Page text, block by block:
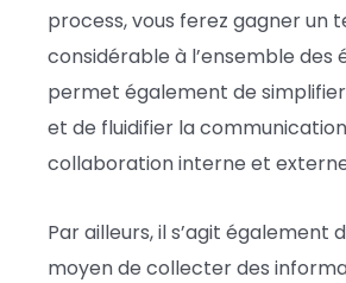
process, vous ferez gagner un
considérable à l’ensemble des
permet également de
et de fluidifier la
collaboration interne et
Par ailleurs, il s’agit également
moyen de collecter des